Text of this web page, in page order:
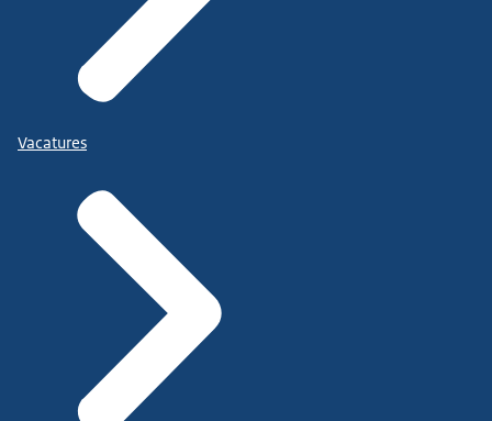
Vacatures